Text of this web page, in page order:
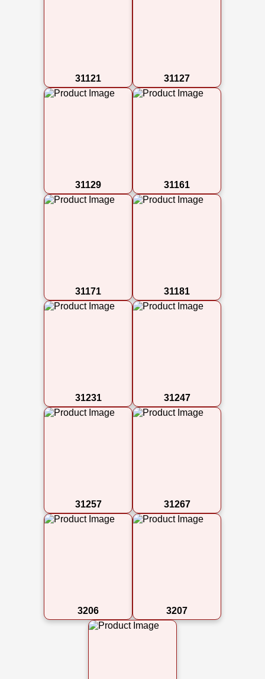
31121 31127
31129 31161
31171 31181
31231 31247
31257 31267
3206 3207